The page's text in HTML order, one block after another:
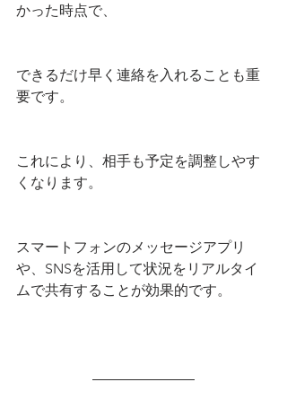
かった時点で、
できるだけ早く連絡を入れることも重
要です。
これにより、相手も予定を調整しやす
くなります。
スマートフォンのメッセージアプリ
や、SNSを活用して状況をリアルタイ
ムで共有することが効果的です。